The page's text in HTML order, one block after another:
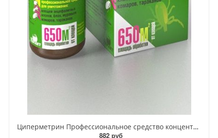
Циперметрин Профессиональное средство концентрат эмульсии 25% для уничтожения тараканов, мух,комаров, блох, клопов, муравьев, ос 50 мл
882 руб